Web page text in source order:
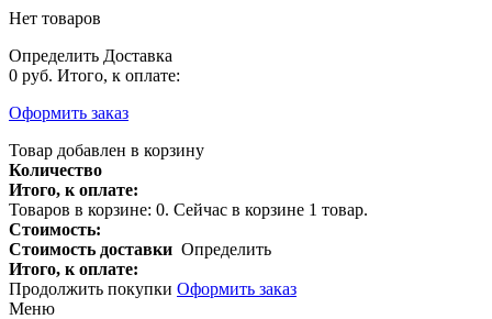
Нет товаров
Определить Доставка
0 руб. Итого, к оплате:
Оформить заказ
Товар добавлен в корзину
Количество
Итого, к оплате:
Товаров в корзине: 0. Сейчас в корзине 1 товар.
Стоимость:
Стоимость доставки Определить
Итого, к оплате:
Продолжить покупки Оформить заказ
Меню